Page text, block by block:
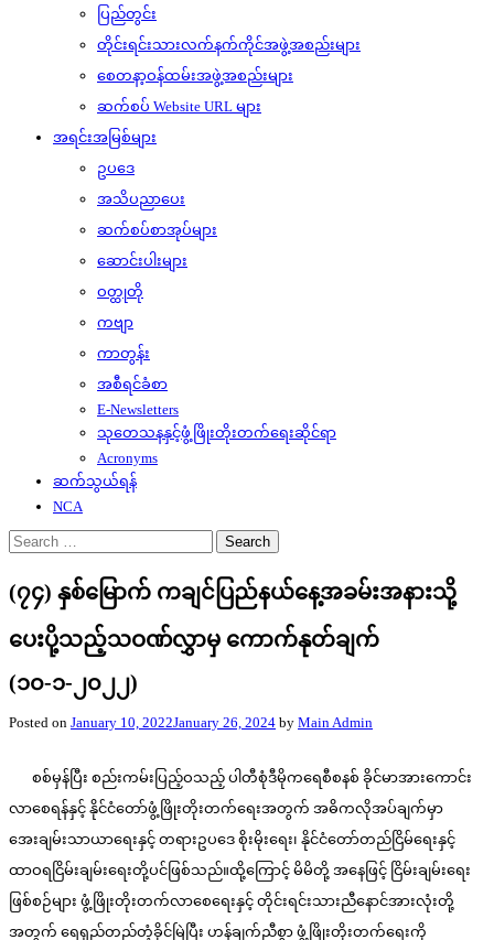
ပြည်တွင်း
တိုင်းရင်းသားလက်နက်ကိုင်အဖွဲ့အစည်းများ
စေတနာ့ဝန်ထမ်းအဖွဲ့အစည်းများ
ဆက်စပ် Website URL များ
အရင်းအမြစ်များ
ဥပဒေ
အသိပညာပေး
ဆက်စပ်စာအုပ်များ
ဆောင်းပါးများ
ဝတ္ထုတို
ကဗျာ
ကာတွန်း
အစီရင်ခံစာ
E-Newsletters
သုတေသနနှင့်ဖွံ့ဖြိုးတိုးတက်ရေးဆိုင်ရာ
Acronyms
ဆက်သွယ်ရန်
NCA
Search
for:
(၇၄) နှစ်မြောက် ကချင်ပြည်နယ်နေ့အခမ်းအနားသို့
ပေးပို့သည့်သဝဏ်လွှာမှ ကောက်နုတ်ချက်
(၁၀-၁-၂၀၂၂)
Posted on January 10, 2022January 26, 2024 by Main Admin
စစ်မှန်ပြီး စည်းကမ်းပြည့်ဝသည့် ပါတီစုံဒီမိုကရေစီစနစ် ခိုင်မာအားကောင်း
လာစေရန်နှင့် နိုင်ငံတော်ဖွံ့ဖြိုးတိုးတက်ရေးအတွက် အဓိကလိုအပ်ချက်မှာ
အေးချမ်းသာယာရေးနှင့် တရားဥပဒေ စိုးမိုးရေး၊ နိုင်ငံတော်တည်ငြိမ်ရေးနှင့်
ထာဝရငြိမ်းချမ်းရေးတို့ပင်ဖြစ်သည်။ထို့ကြောင့် မိမိတို့ အနေဖြင့် ငြိမ်းချမ်းရေး
ဖြစ်စဉ်များ ဖွံ့ဖြိုးတိုးတက်လာစေရေးနှင့် တိုင်းရင်းသားညီနောင်အားလုံးတို့
အတွက် ရေရှည်တည်တံ့ခိုင်မြဲပြီး ဟန်ချက်ညီစွာ ဖွံ့ဖြိုးတိုးတက်ရေးကို